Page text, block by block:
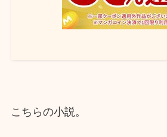
こちらの小説。